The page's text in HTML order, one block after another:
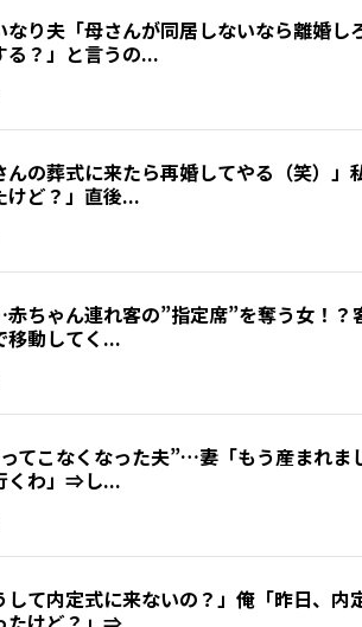
なり夫「母さんが同居しないなら離婚し
る？」と言うの...
んの葬式に来たら再婚してやる（笑）」
けど？」直後...
ちゃん連れ客の”指定席”を奪う女！？
移動してく...
てこなくなった夫”…妻「もう産まれま
くわ」⇒し...
して内定式に来ないの？」俺「昨日、内